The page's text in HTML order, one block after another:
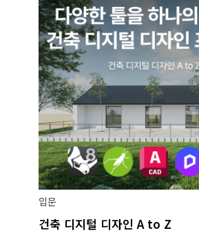
입문
건축 디지털 디자인 A to Z